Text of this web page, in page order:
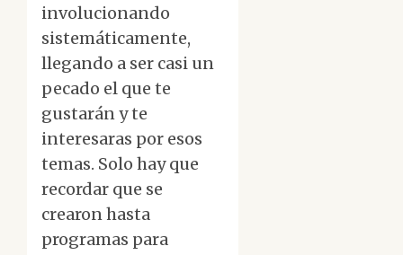
involucionando
sistemáticamente,
llegando a ser casi un
pecado el que te
gustarán y te
interesaras por esos
temas. Solo hay que
recordar que se
crearon hasta
programas para